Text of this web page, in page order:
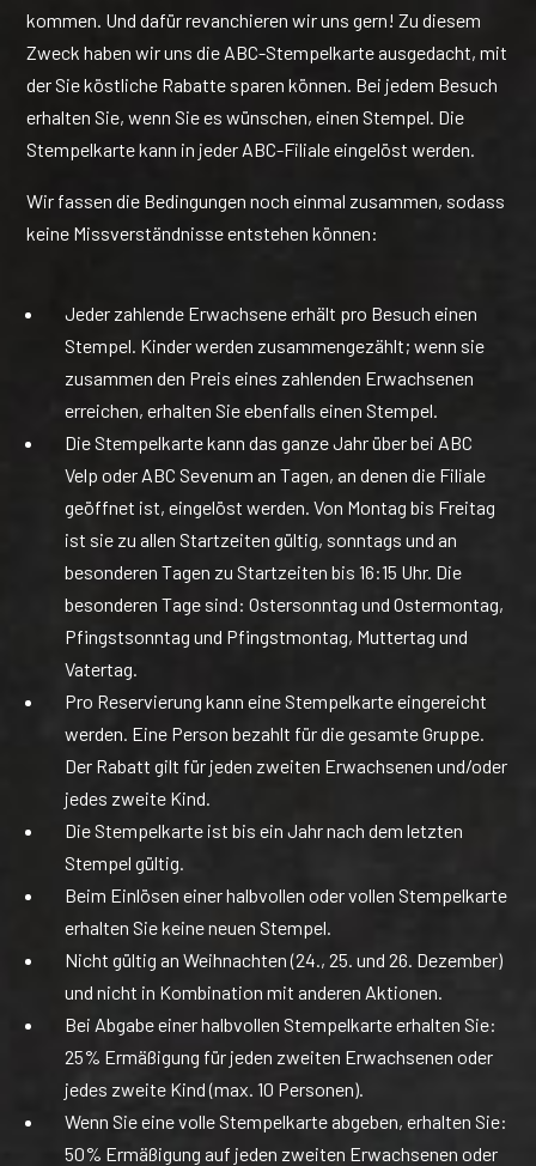
kommen. Und dafür revanchieren wir uns gern! Zu diesem
Zweck haben wir uns die ABC-Stempelkarte ausgedacht, mit
der Sie köstliche Rabatte sparen können. Bei jedem Besuch
erhalten Sie, wenn Sie es wünschen, einen Stempel. Die
Stempelkarte kann in jeder ABC-Filiale eingelöst werden.
Wir fassen die Bedingungen noch einmal zusammen, sodass
keine Missverständnisse entstehen können:
Jeder zahlende Erwachsene erhält pro Besuch einen
Stempel. Kinder werden zusammengezählt; wenn sie
zusammen den Preis eines zahlenden Erwachsenen
erreichen, erhalten Sie ebenfalls einen Stempel.
Die Stempelkarte kann das ganze Jahr über bei ABC
Velp oder ABC Sevenum an Tagen, an denen die Filiale
geöffnet ist, eingelöst werden. Von Montag bis Freitag
ist sie zu allen Startzeiten gültig, sonntags und an
besonderen Tagen zu Startzeiten bis 16:15 Uhr. Die
besonderen Tage sind: Ostersonntag und Ostermontag,
Pfingstsonntag und Pfingstmontag, Muttertag und
Vatertag.
Pro Reservierung kann eine Stempelkarte eingereicht
werden. Eine Person bezahlt für die gesamte Gruppe.
Der Rabatt gilt für jeden zweiten Erwachsenen und/oder
jedes zweite Kind.
Die Stempelkarte ist bis ein Jahr nach dem letzten
Stempel gültig.
Beim Einlösen einer halbvollen oder vollen Stempelkarte
erhalten Sie keine neuen Stempel.
Nicht gültig an Weihnachten (24., 25. und 26. Dezember)
und nicht in Kombination mit anderen Aktionen.
Bei Abgabe einer halbvollen Stempelkarte erhalten Sie:
25% Ermäßigung für jeden zweiten Erwachsenen oder
jedes zweite Kind (max. 10 Personen).
Wenn Sie eine volle Stempelkarte abgeben, erhalten Sie:
50% Ermäßigung auf jeden zweiten Erwachsenen oder